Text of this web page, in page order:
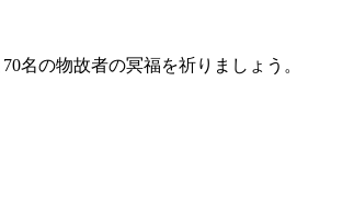
名の物故者の冥福を祈りましょう。